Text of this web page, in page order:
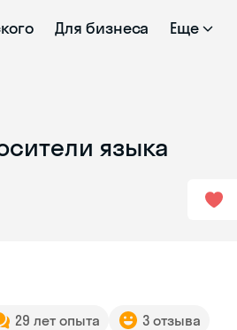
Для бизнеса Еще
языка
29 лет опыта 3 отзыва